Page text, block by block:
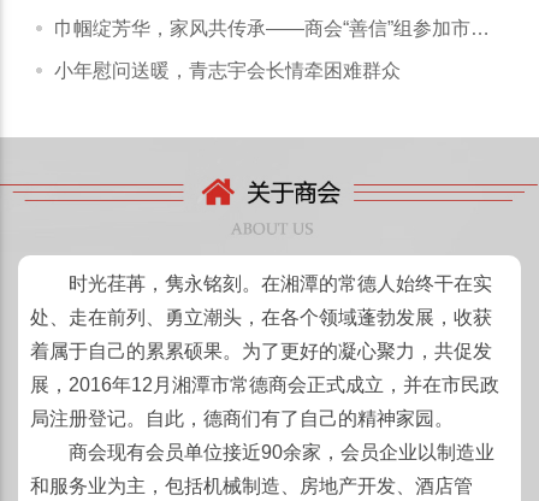
长与商会发展
巾帼绽芳华，家风共传承——商会“善信”组参加市工
商联妇工委“三八”活动
小年慰问送暖，青志宇会长情牵困难群众
时光荏苒，隽永铭刻。在湘潭的常德人始终干在实
处、走在前列、勇立潮头，在各个领域蓬勃发展，收获
着属于自己的累累硕果。为了更好的凝心聚力，共促发
展，2016年12月湘潭市常德商会正式成立，并在市民政
局注册登记。自此，德商们有了自己的精神家园。
商会现有会员单位接近90余家，会员企业以制造业
和服务业为主，包括机械制造、房地产开发、酒店管